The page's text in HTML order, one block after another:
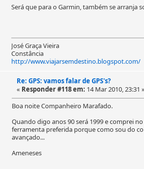
Será que para o Garmin, também se arranja
José Graça Vieira
Constância
http://www.viajarsemdestino.blogspot.com/
Re: GPS: vamos falar de GPS's?
« Responder #118 em: 14 Mar 2010, 23:31
Boa noite Companheiro Marafado.
Quando digo anos 90 será 1999 e comprei
ferramenta preferida porque como sou do
avançado...
Ameneses